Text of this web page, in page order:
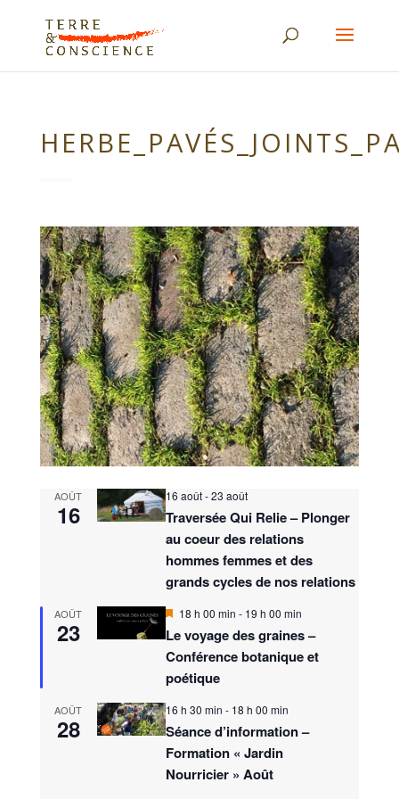
AOÛT
16
16 août-23 août
Traversée Qui Relie – Plonger
au coeur des relations
hommes femmes et des
grands cycles de nos relations
AOÛT
23
M
s
e
a
a
n
t
18 h 00 min - 19 h 00 min
Le voyage des graines –
Conférence botanique et
poétique
AOÛT
28
16 h 30 min - 18 h 00 min
Séance d’information –
Formation « Jardin
Nourricier » Août